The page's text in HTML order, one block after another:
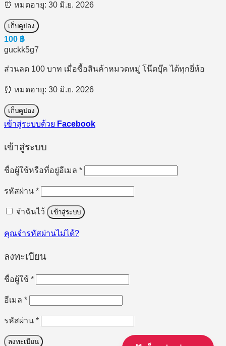
⏰ หมดอายุ: 30 มิ.ย. 2026
เก็บคูปอง
100 ฿
guckk5g7
ส่วนลด 100 บาท เมื่อซื้อสินค้าหมวดหมู่ โน๊ตบุ๊ค ได้ทุกยี่ห้อ
⏰ หมดอายุ: 30 มิ.ย. 2026
เก็บคูปอง
เข้าสู่ระบบด้วย Facebook
เข้าสู่ระบบ
ชื่อผู้ใช้หรือที่อยู่อีเมล *ต้องการ
รหัสผ่าน *ต้องการ
จำฉันไว้ เข้าสู่ระบบ
คุณจำรหัสผ่านไม่ได้?
ลงทะเบียน
ชื่อผู้ใช้ *ต้องการ
อีเมล *ต้องการ
รหัสผ่าน *ต้องการ
ลงทะเบียน